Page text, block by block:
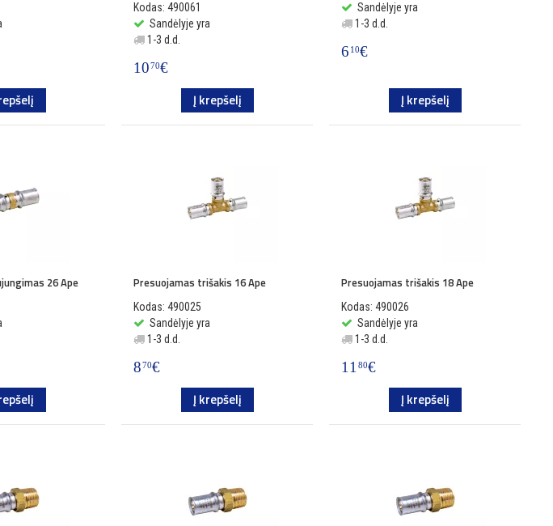
Kodas: 490061
Sandėlyje yra
1-3 d.d.
1070€
Į krepšelį
Sandėlyje yra
1-3 d.d.
6 10€
Į krepšelį
26 Ape Presuojamas trišakis 16 Ape
Kodas: 490025
Sandėlyje yra
1-3 d.d.
870€
Į krepšelį
Presuojamas trišakis 18 Ape
Kodas: 490026
Sandėlyje yra
1-3 d.d.
1180€
Į krepšelį